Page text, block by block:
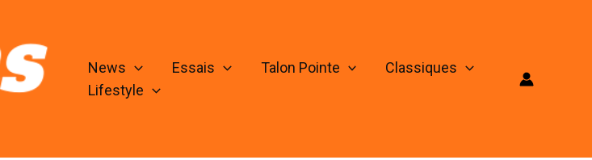
News Essais Talon Pointe
Classiques
Lifestyle